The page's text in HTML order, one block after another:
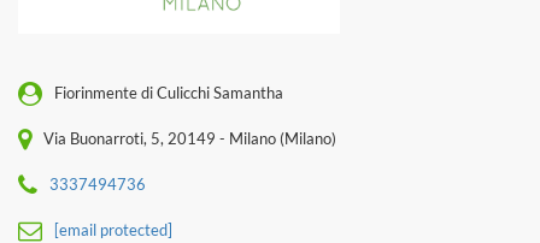
Fiorinmente di Culicchi Samantha
Via Buonarroti, 5, 20149 - Milano (Milano)
3337494736
[email protected]